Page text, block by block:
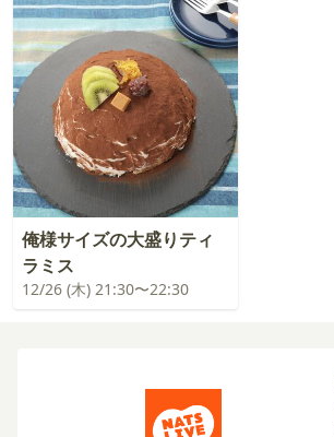
俺様サイズの大盛りティ
ラミス
12/26 (木) 21:30〜22:30